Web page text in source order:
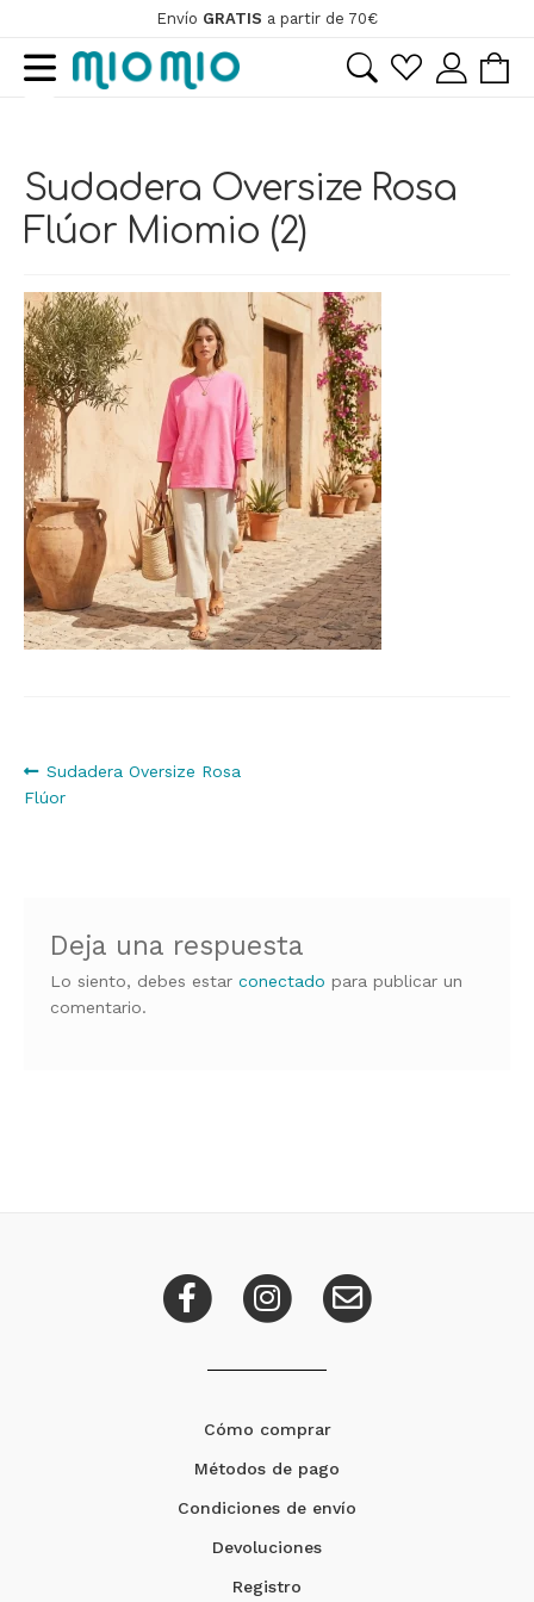
Envío GRATIS a partir de 70€
Ir
a
Ir
al
Sudadera Oversize Rosa
Flúor Miomio (2)
Navegación
de
Anterior:
Sudadera Oversize Rosa
Flúor
Deja una respuesta
Lo siento, debes estarconectado para publicar un
comentario.
Cómo comprar
Métodos de pago
Condiciones de envío
Devoluciones
Registro